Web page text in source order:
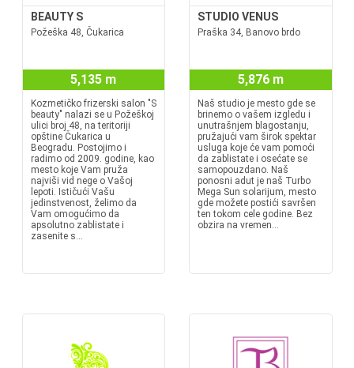
BEAUTY S
Požeška 48, Čukarica
5,135 m
Kozmetičko frizerski salon "S
beauty" nalazi se u Požeškoj
ulici broj 48, na teritoriji
opštine Čukarica u
Beogradu. Postojimo i
radimo od 2009. godine, kao
mesto koje Vam pruža
najviši vid nege o Vašoj
lepoti. Ističući Vašu
jedinstvenost, želimo da
Vam omogućimo da
apsolutno zablistate i
zasenite s...
STUDIO VENUS
Praška 34, Banovo brdo
5,876 m
Naš studio je mesto gde se
brinemo o vašem izgledu i
unutrašnjem blagostanju,
pružajući vam širok spektar
usluga koje će vam pomoći
da zablistate i osećate se
samopouzdano. Naš
ponosni adut je naš Turbo
Mega Sun solarijum, mesto
gde možete postići savršen
ten tokom cele godine. Bez
obzira na vremen...